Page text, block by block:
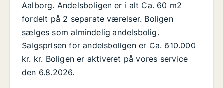
Aalborg. Andelsboligen er i alt Ca. 60 m2
fordelt på 2 separate værelser. Boligen
sælges som almindelig andelsbolig.
Salgsprisen for andelsboligen er Ca. 610.000
kr. kr. Boligen er aktiveret på vores service
den 6.8.2026.